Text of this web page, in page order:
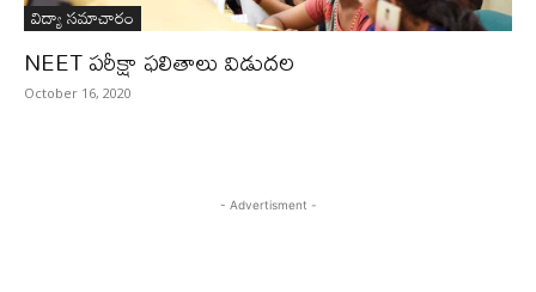
విద్యా సమాచారం
NEET పరీక్షా ఫలితాలు విడుదల
October 16, 2020
- Advertisment -